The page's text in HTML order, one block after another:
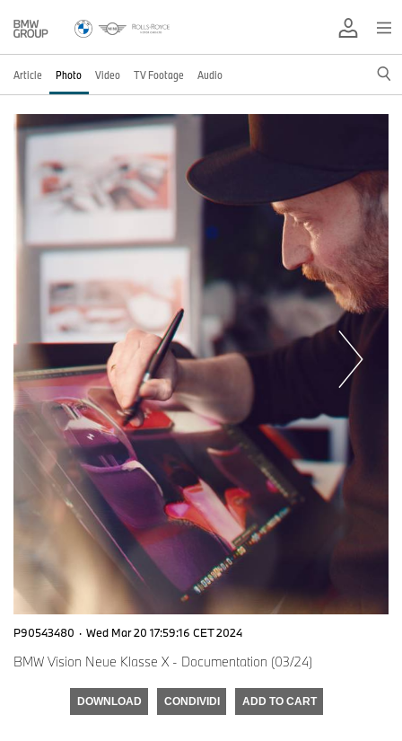
Article Photo Video TV Footage Audio
P90543480 · Wed Mar 20 17:59:16 CET 2024
BMW Vision Neue Klasse X - Documentation (03/24)
DOWNLOAD CONDIVIDI ADD TO CART